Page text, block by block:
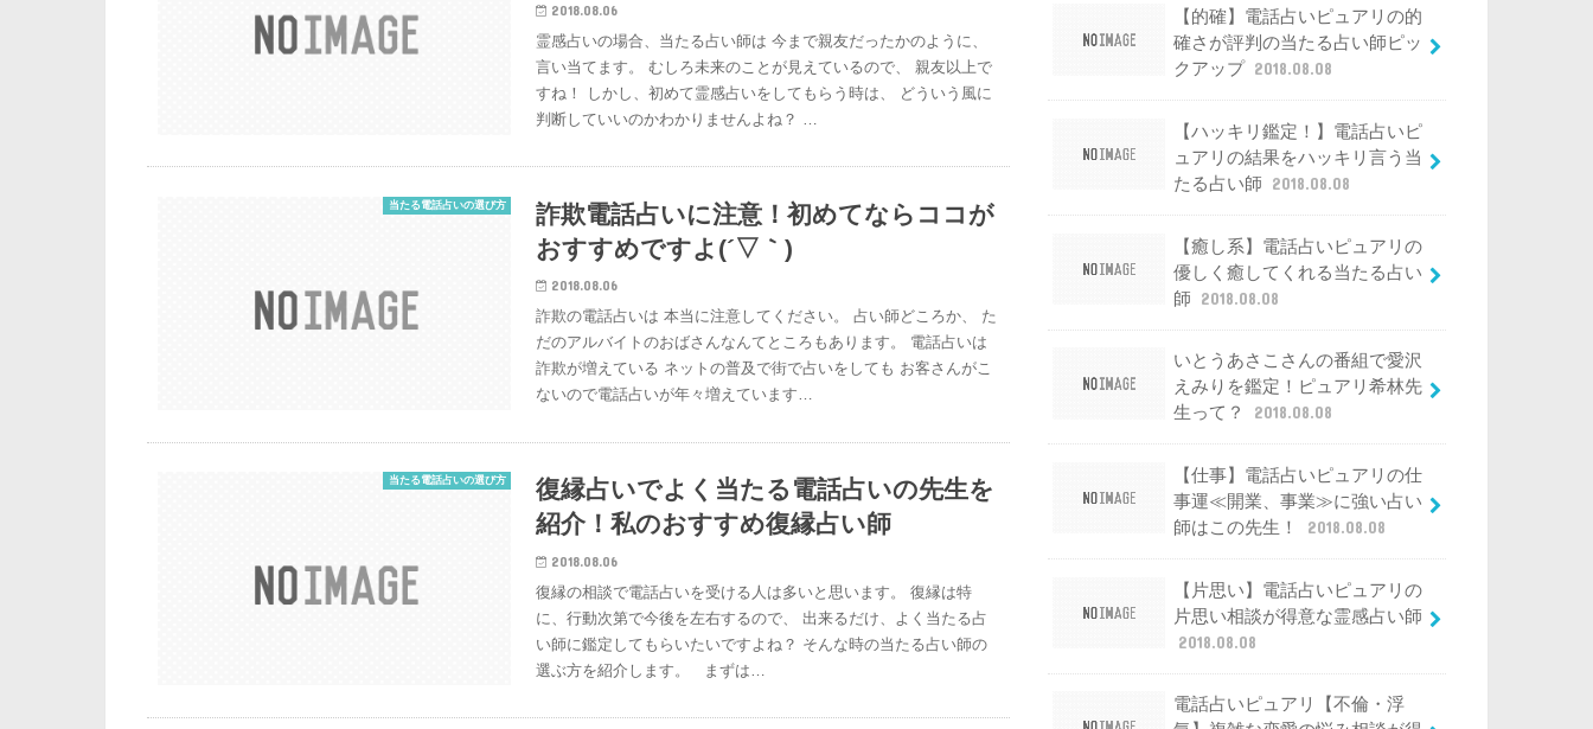
2018.08.06
霊感占いの場合、当たる占い師は 今まで親友だったかのように、
言い当てます。 むしろ未来のことが見えているので、 親友以上で
すね！ しかし、初めて霊感占いをしてもらう時は、 どういう風に
判断していいのかわかりませんよね？ …
当たる電話占いの選び方
詐欺電話占いに注意！初めてならココが
おすすめですよ(´▽｀)
2018.08.06
詐欺の電話占いは 本当に注意してください。 占い師どころか、 た
だのアルバイトのおばさんなんてところもあります。 電話占いは
詐欺が増えている ネットの普及で街で占いをしても お客さんがこ
ないので電話占いが年々増えています…
当たる電話占いの選び方
復縁占いでよく当たる電話占いの先生を
紹介！私のおすすめ復縁占い師
2018.08.06
復縁の相談で電話占いを受ける人は多いと思います。 復縁は特
に、行動次第で今後を左右するので、 出来るだけ、よく当たる占
い師に鑑定してもらいたいですよね？ そんな時の当たる占い師の
選ぶ方を紹介します。 まずは…
【的確】電話占いピュアリの的
確さが評判の当たる占い師ピッ
クアップ 2018.08.08
【ハッキリ鑑定！】電話占いピ
ュアリの結果をハッキリ言う当
たる占い師
2018.08.08
【癒し系】電話占いピュアリの
優しく癒してくれる当たる占い
師
2018.08.08
いとうあさこさんの番組で愛沢
えみりを鑑定！ピュアリ希林先
生って？
2018.08.08
【仕事】電話占いピュアリの仕
事運≪開業、事業≫に強い占い
師はこの先生！
2018.08.08
【片思い】電話占いピュアリの
片思い相談が得意な霊感占い師
2018.08.08
電話占いピュアリ【不倫・浮